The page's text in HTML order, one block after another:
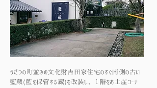
うだつの町並みの文化財吉田家住宅のすぐ南側の古い
藍蔵(藍を保管する蔵)を改装し、１階をお土産コーナ